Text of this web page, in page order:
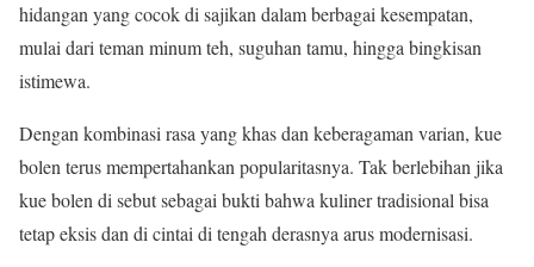
hidangan yang cocok di sajikan dalam berbagai kesempatan,
mulai dari teman minum teh, suguhan tamu, hingga bingkisan
istimewa.
Dengan kombinasi rasa yang khas dan keberagaman varian, kue
bolen terus mempertahankan popularitasnya. Tak berlebihan jika
kue bolen di sebut sebagai bukti bahwa kuliner tradisional bisa
tetap eksis dan di cintai di tengah derasnya arus modernisasi.